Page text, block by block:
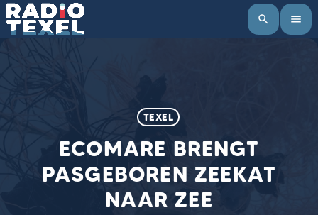
search menu
TEXEL
ECOMARE BRENGT
PASGEBOREN ZEEKAT
NAAR ZEE